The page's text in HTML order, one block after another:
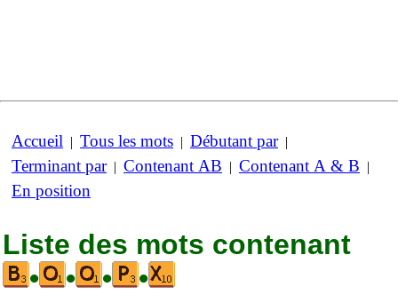
Accueil | Tous les mots | Débutant par|
Terminant par| Contenant AB | Contenant A & B |
En position
Liste des mots contenant
•
• • •